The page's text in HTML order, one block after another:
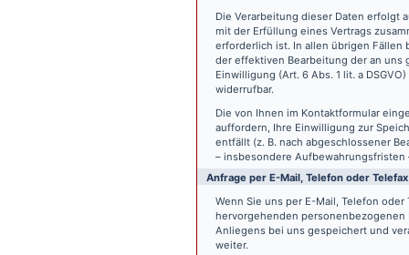
Die Verarbeitung dieser Daten erfolgt
mit der Erfüllung eines Vertrags
erforderlich ist. In allen übrigen Fällen
der effektiven Bearbeitung der an uns
Einwilligung (Art. 6 Abs. 1 lit. a
widerrufbar.
Die von Ihnen im Kontaktformular
auffordern, Ihre Einwilligung zur
entfällt (z. B. nach abgeschlossener
– insbesondere
Anfrage per E-Mail, Telefon oder Telefax
Wenn Sie uns per E-Mail, Telefon
hervorgehenden personenbezogenen
Anliegens bei uns gespeichert und
weiter.